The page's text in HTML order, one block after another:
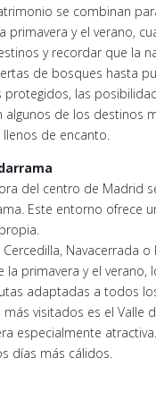
se combinan
primavera y el verano,
y recordar que la
de bosques hasta
protegidos, las
algunos de los destinos
de encanto.
del centro de Madrid
Este entorno ofrece
Navacerrada
la primavera y el
adaptadas a todos
más visitados es el
especialmente
días más cálidos.